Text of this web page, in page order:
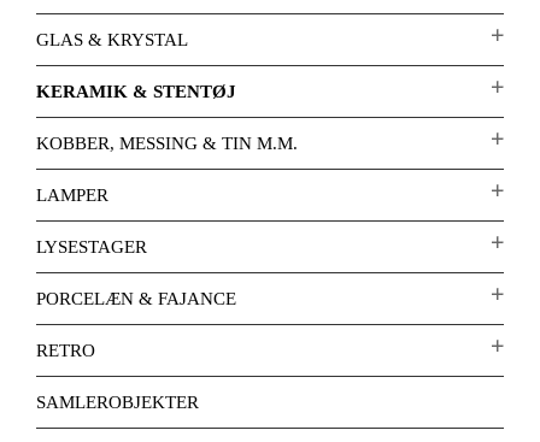
GLAS & KRYSTAL
KERAMIK & STENTØJ
KOBBER, MESSING & TIN M.M.
LAMPER
LYSESTAGER
PORCELÆN & FAJANCE
RETRO
SAMLEROBJEKTER